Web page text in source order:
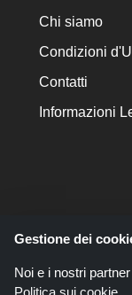
Chi siamo
Condizioni
Contatti
Informazioni
Gestione dei
Noi e i nostri
Politica sui cookie